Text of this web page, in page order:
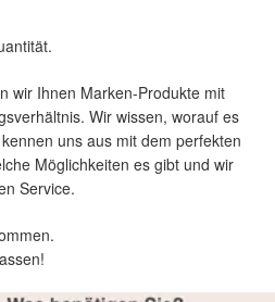
wir Ihnen Marken-Produkte mit
Wir wissen, worauf es
uns aus mit dem perfekten
Möglichkeiten es gibt und wir
Service.